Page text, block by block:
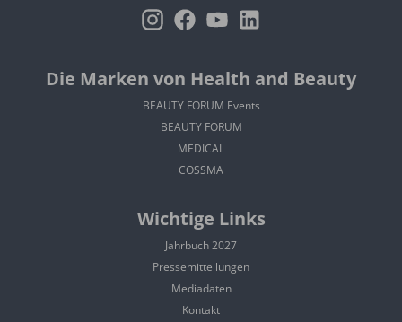
Die Marken von Health and Beauty
BEAUTY FORUM Events
BEAUTY FORUM
MEDICAL
COSSMA
Wichtige Links
Jahrbuch 2027
Pressemitteilungen
Mediadaten
Kontakt